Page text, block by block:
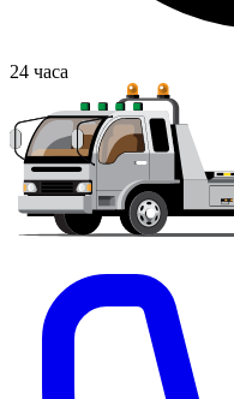
24 часа